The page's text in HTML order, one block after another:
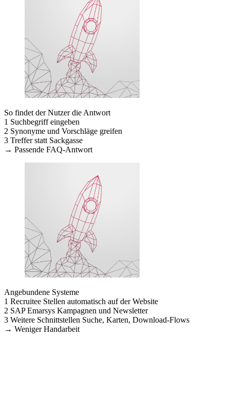
So findet der Nutzer die Antwort
1 Suchbegriff eingeben
2 Synonyme und Vorschläge greifen
3 Treffer statt Sackgasse
→ Passende FAQ-Antwort
Angebundene Systeme
1 Recruitee Stellen automatisch auf der Website
2 SAP Emarsys Kampagnen und Newsletter
3 Weitere Schnittstellen Suche, Karten, Download-Flows
→ Weniger Handarbeit